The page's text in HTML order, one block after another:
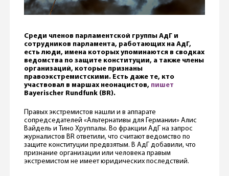
Среди членов парламентской группы АдГ и
сотрудников парламента, работающих на АдГ,
есть люди, имена которых упоминаются в сводках
ведомства по защите конституции, а также члены
организаций, которые признаны
правоэкстремистскими. Есть даже те, кто
участвовал в маршах неонацистов, пишет
Bayerischer Rundfunk (BR).
Правых экстремистов нашли и в аппарате
сопредседателей «Альтернативы для Германии» Алис
Вайдель и Тино Хруппалы. Во фракции АдГ на запрос
журналистов BR ответили, что считают ведомство по
защите конституции предвзятым. В АдГ добавили, что
признание организации или человека правым
экстремистом не имеет юридических последствий.